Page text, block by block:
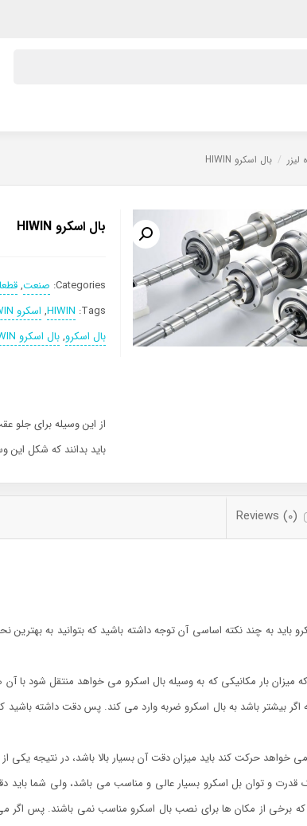
/ بال اسکرو HIWIN
بال اسکرو HIWIN
Categories: صنعت,
Tags:
HIWIN
, اسکرو HIWIN
بال اسکرو,بال اسکرو HIWIN
از این وسیله برای جلو
باید بدانند که شکل این
Reviews (0)
باید به چند نکته اساسی آن توجه داشته باشید که بتوانید به بهترین
میزان بار مکانیکی که به وسیله بال اسکرو می خواهد منتقل شود با
بیشتر باشد به بال اسکرو ضربه وارد می کند. پس دقت داشته باشید که
قدرت و توان بل اسکرو بسیار عالی و مناسب می باشد، ولی شما
که برخی از مکان ها برای نصب بال اسکرو مناسب نمی باشند. پس اگر